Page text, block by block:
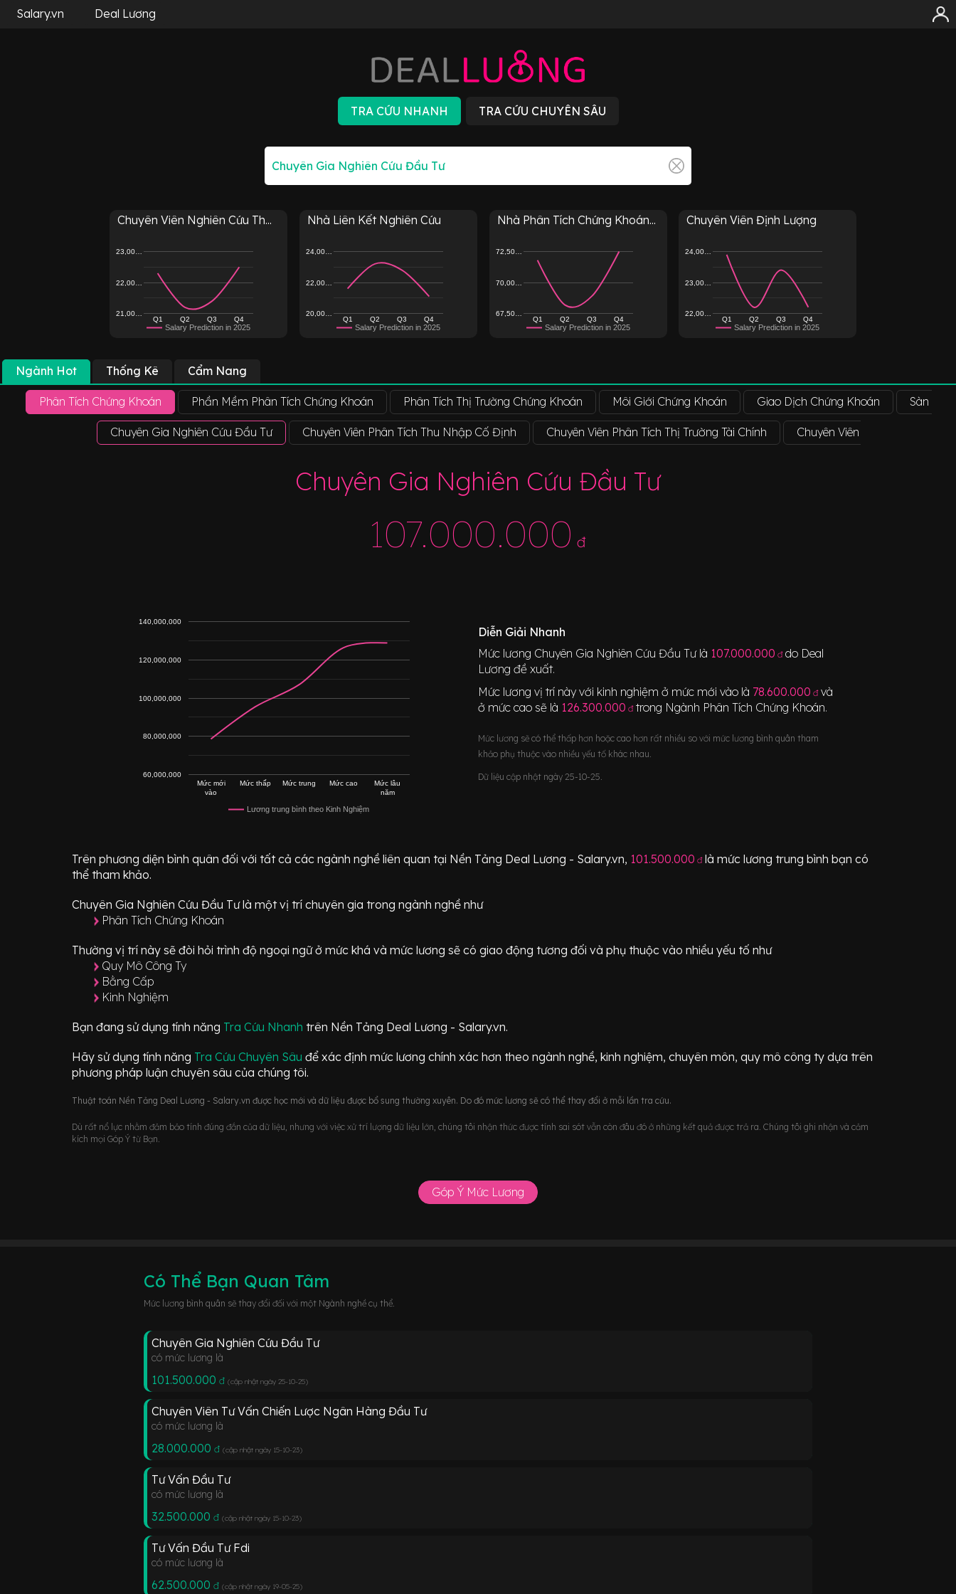
Salary.vn Deal Lương
Chuyên Viên Nghiên Cứu Th...
Salary Prediction in 2025
Q1 Q2 Q3 Q4
21,00…
22,00…
23,00…
Nhà Liên Kết Nghiên Cứu
Salary Prediction in 2025
Q1 Q2 Q3 Q4
20,00…
22,00…
24,00…
Nhà Phân Tích Chứng Khoán...
Salary Prediction in 2025
Q1 Q2 Q3 Q4
67,50…
70,00…
72,50…
Chuyên Viên Định Lượng
Salary Prediction in 2025
Q1 Q2 Q3 Q4
22,00…
23,00…
24,00…
Ngành Hot Thống Kê Cẩm Nang
Phân Tích Chứng Khoán Phần Mềm Phân Tích Chứng Khoán Phân Tích Thị Trường Chứng Khoán Môi Giới Chứng Khoán Giao Dịch Chứng Khoán Sàn
Chuyên Gia Nghiên Cứu Đầu Tư Chuyên Viên Phân Tích Thu Nhập Cố Định Chuyên Viên Phân Tích Thị Trường Tài Chính Chuyên Viên Phân Tích Cổ
Chuyên Gia Nghiên Cứu Đầu Tư
107.000.000 đ
Lương trung bình theo Kinh Nghiệm
Mức mới
vào
Mức thấp Mức trung Mức cao
Mức lâu
năm
60,000,000
80,000,000
100,000,000
120,000,000
140,000,000
Diễn Giải Nhanh
Mức lương Chuyên Gia Nghiên Cứu Đầu Tư là 107.000.000 đdo Deal
Lương đề xuất.
Mức lương vị trí này với kinh nghiệm ở mức mới vào là 78.600.000 đ và
ở mức cao sẽ là 126.300.000 đ trong Ngành Phân Tích Chứng Khoán.
Mức lương sẽ có thể thấp hơn hoặc cao hơn rất nhiều so với mức lương bình quân tham
khảo phụ thuộc vào nhiều yếu tố khác nhau.
Dữ liệu cập nhật ngày 25-10-25.
Trên phương diện bình quân đối với tất cả các ngành nghề liên quan tại Nền Tảng Deal Lương - Salary.vn, 101.500.000 đlà mức lương trung bình bạn có
thể tham khảo.
Chuyên Gia Nghiên Cứu Đầu Tư là một vị trí chuyên gia trong ngành nghề như
Phân Tích Chứng Khoán
Thường vị trí này sẽ đòi hỏi trình độ ngoại ngữ ở mức khá và mức lương sẽ có giao động tương đối và phụ thuộc vào nhiều yếu tố như
Quy Mô Công Ty
Bằng Cấp
Kinh Nghiệm
Bạn đang sử dụng tính năng Tra Cứu Nhanh trên Nền Tảng Deal Lương - Salary.vn.
Hãy sử dụng tính năng Tra Cứu Chuyên Sâu để xác định mức lương chính xác hơn theo ngành nghề, kinh nghiệm, chuyên môn, quy mô công ty dựa trên
phương pháp luận chuyên sâu của chúng tôi.
Thuật toán Nền Tảng Deal Lương - Salary.vn được học mới và dữ liệu được bổ sung thường xuyên. Do đó mức lương sẽ có thể thay đổi ở mỗi lần tra cứu.
Dù rất nổ lực nhằm đảm bảo tính đúng đắn của dữ liệu, nhưng với việc xử trí lượng dữ liệu lớn, chúng tôi nhận thức được tính sai sót vẫn còn đâu đó ở những kết quả được trả ra. Chúng tôi ghi nhận và cảm
kích mọi Góp Ý từ Bạn.
Góp Ý Mức Lương
Có Thể Bạn Quan Tâm
Mức lương bình quân sẽ thay đổi đối với một Ngành nghề cụ thể.
Chuyên Gia Nghiên Cứu Đầu Tư
có mức lương là
101.500.000 đ (cập nhật ngày 25-10-25)
Chuyên Viên Tư Vấn Chiến Lược Ngân Hàng Đầu Tư
có mức lương là
28.000.000 đ (cập nhật ngày 15-10-23)
Tư Vấn Đầu Tư
có mức lương là
32.500.000 đ (cập nhật ngày 15-10-23)
Tư Vấn Đầu Tư Fdi
có mức lương là
62.500.000 đ (cập nhật ngày 19-05-25)